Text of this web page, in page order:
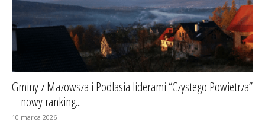
Gminy z Mazowsza i Podlasia liderami “Czystego Powietrza”
– nowy ranking...
10 marca 2026